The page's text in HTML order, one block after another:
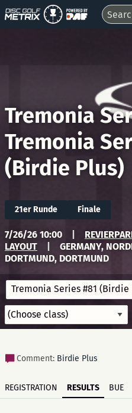
Tremonia
Tremonia
(Birdie Plus)
21er Runde Finale
7/26/26 10:00
LAYOUT
GERMANY,
DORTMUND, DORTMUND
Tremonia Series #81 (Birdie
Comment: Birdie Plus
REGISTRATION RESULTS BUE